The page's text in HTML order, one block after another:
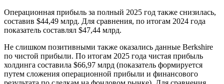
Операционная прибыль за полный 2025 год также снизилась,
составив $44,49 млрд. Для сравнения, по итогам 2024 года
показатель составлял $47,44 млрд.
Не слишком позитивными также оказались данные Berkshire
по чистой прибыли. По итогам 2025 года чистая прибыль
холдинга составила $66,97 млрд (показатель формируется
путем сложения операционной прибыли и финансового